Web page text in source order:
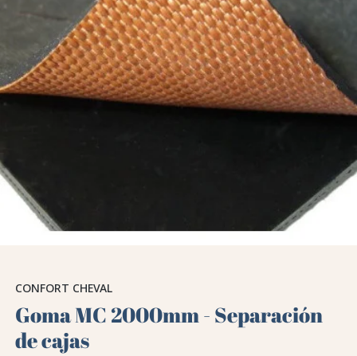
CONFORT CHEVAL
Goma MC 2000mm - Separación
de cajas